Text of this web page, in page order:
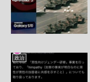
政治